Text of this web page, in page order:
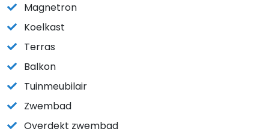
Magnetron
Koelkast
Terras
Balkon
Tuinmeubilair
Zwembad
Overdekt zwembad